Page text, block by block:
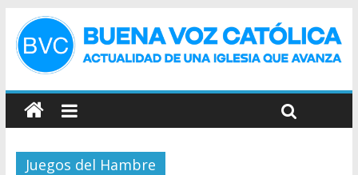
Juegos del Hambre